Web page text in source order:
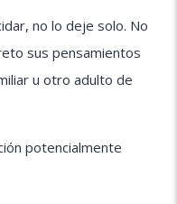
no lo deje solo. No
sus pensamientos
u otro adulto de
potencialmente